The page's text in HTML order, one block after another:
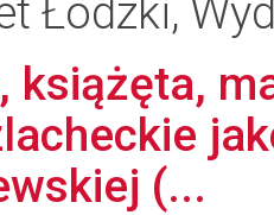
Łódzki,
książęta,
(...